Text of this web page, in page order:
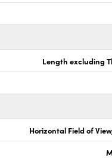
Length excluding
Horizontal Field of